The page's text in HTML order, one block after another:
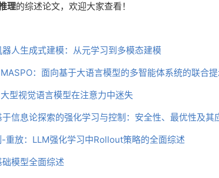
理的综述论文，欢迎大家查看！
器人生成式建模：从元学习到多模态建模
MASPO：面向基于大语言模型的多智能体系统的联合
大型视觉语言模型在注意力中迷失
于信息论探索的强化学习与控制：安全性、最优性及其
重放：LLM强化学习中Rollout策略的全面综述
模型全面综述